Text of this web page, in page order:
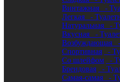
Винтажная
-
Легкая
-
Натуральная
-
Вкусная
-
Возбуждающая
Спортивная
-
Со шлейфом
-
Брендовая
-
Самая-самая
-